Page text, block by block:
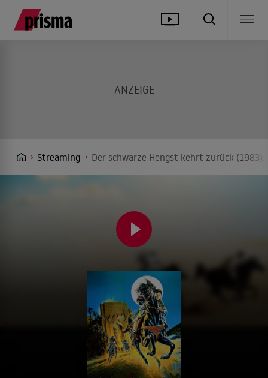
Streaming Der schwarze Hengst kehrt zurück